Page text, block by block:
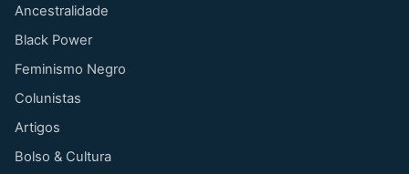
Ancestralidade
Black Power
Feminismo Negro
Colunistas
Artigos
Bolso & Cultura